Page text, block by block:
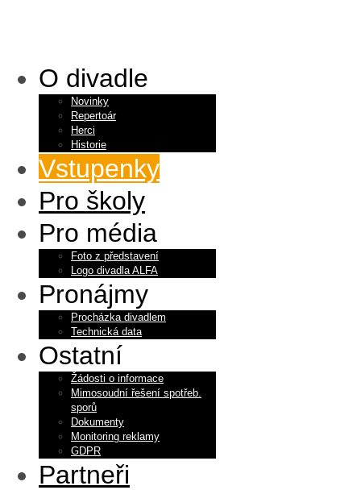
O divadle
Novinky
Repertoár
Herci
Historie
Vstupenky
Pro školy
Pro média
Foto z představení
Logo divadla ALFA
Pronájmy
Procházka divadlem
Technická data
Ostatní
Žádosti o informace
Mimosoudní řešení spotřeb.
sporů
Dokumenty
Monitoring reklamy
GDPR
Partneři